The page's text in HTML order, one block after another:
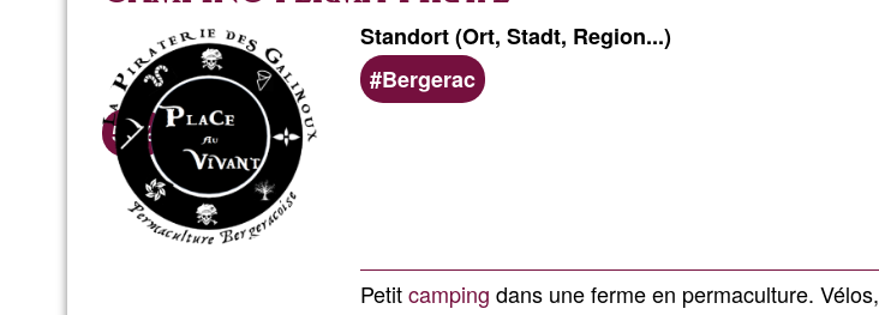
Standort (Ort, Stadt, Region...)
Bergerac
G1-
Akzeptanzprozentsatz
50%
Petitcamping dans une ferme en permaculture. Vélos,